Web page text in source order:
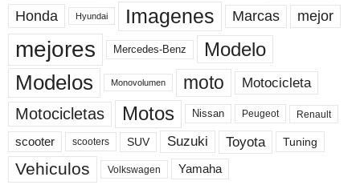
Honda Hyundai Imagenes Marcas mejor
mejores Mercedes-Benz Modelo
Modelos Monovolumen moto Motocicleta
Motocicletas Motos Nissan Peugeot Renault
scooter scooters SUV Suzuki Toyota Tuning
Vehiculos Volkswagen Yamaha